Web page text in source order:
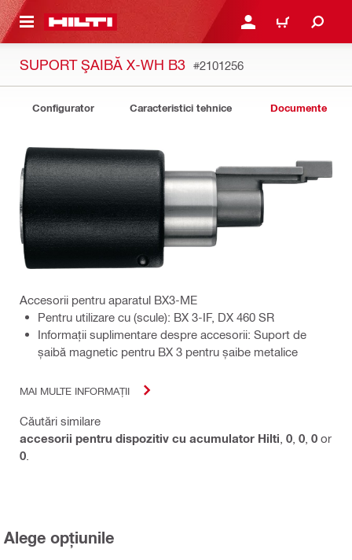
CONTENT CONECTARE SAU
COȘ
SUPORT ŞAIBĂ X-WH B3 #2101256
Configurator Caracteristici tehnice Documente
Accesorii pentru aparatul BX3-ME
Pentru utilizare cu (scule): BX 3-IF, DX 460 SR
Informaţii suplimentare despre accesorii: Suport de
șaibă magnetic pentru BX 3 pentru șaibe metalice
MAI MULTE INFORMAȚII
Căutări similare
accesorii pentru dispozitiv cu acumulator Hilti 0 0 0 or
0
Alege opțiunile